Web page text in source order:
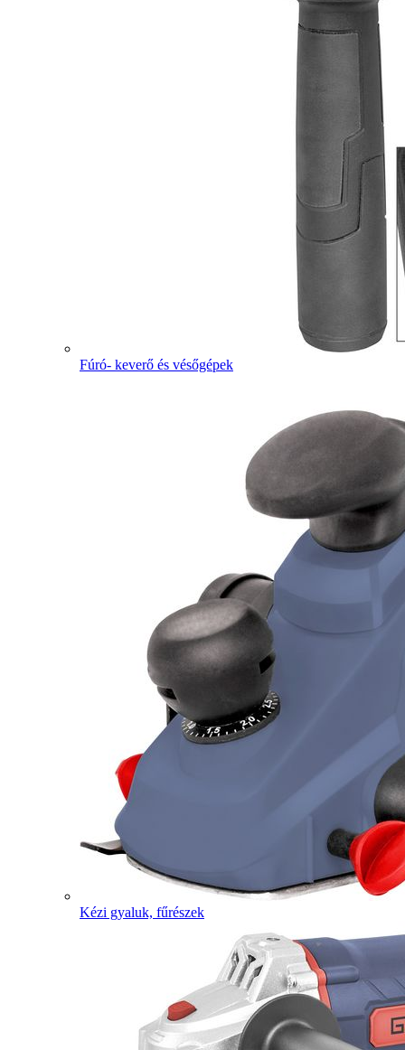
Fúró- keverő és vésőgépek
Kézi gyaluk, fűrészek